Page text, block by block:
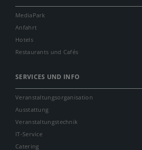
MediaPark
Anfahrt
Hotels
Restaurants und Cafés
SERVICES UND INFO
Veranstaltungsorganisation
Ausstattung
Veranstaltungstechnik
IT-Service
Catering